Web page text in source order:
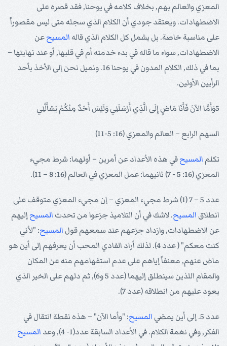
المعزي والعالم بهم, بخلاف كلامه في يوحنا, فقد قصره على
الاضطهادات. ويعتقد جودي أن الكلام الذي سجله متى ليس مقصوراً
على مناسبة خاصة. بل يشمل كل الكلام الذي قاله المسيحعن
الاضطهادات, سواء ما قاله في بدء خدمته أم في قلبها, أو عند نهايتها –
بما في ذلك, الكلام المدون في يوحنا 16. ونميل نحن إلى الأخذ بأحد
الرأيين الأولين.
5وَأَمَّا الآنَ فَأَنَا مَاضٍ إِلَى الَّذِي أَرْسَلَنِي وَلَيْسَ أَحَدٌ مِنْكُمْ يَسْأَلُنِي
السهم الرابع – العالم والمعزي (16: 5-11)
تكلم المسيحفي هذه الأعداد عن أمرين – أولهما: شرط مجيء
المعزي (16: 5 - 7) ثانيهما: عمل المعزي في العالم (16: 8 – 11).
عدد 5 – 7 (1) شرط مجيء المعزي – إن مجيء المعزي متوقف على
انطلاق المسيح. لاشك في أن التلاميذ جزعوا من تحدث المسيحإليهم
عن الاضطهادات, وازداد جزعهم عند سمعهم قول المسيح: "لأني
كنت معكم" ( عدد 4). لذلك أراد الفادي المحب أن يعرفهم إلى أين هو
ماض عنهم, معنفاً إياهم على عدم استفهامهم منه عن المكان
والمقام اللذين سينطلق إليهما (عدد 5 و6), ثم دلهم على الخير الذي
يعود عليهم من انطلاقه (عدد 7).
عدد 5. إلى أين يمضي المسيح: "وأما الآن" – هذه نقطة انتقال في
الفكر, وفي نغمة الكلام. في الأعداد السابقة عدد(1- 4), وعد
المسيح